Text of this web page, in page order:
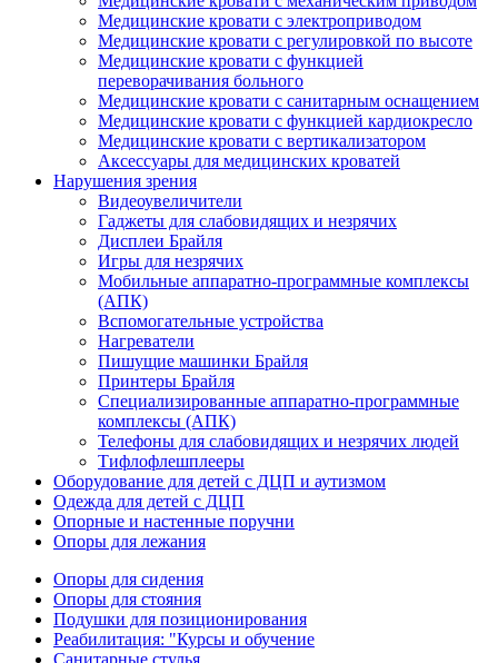
Медицинские кровати с электроприводом
Медицинские кровати с регулировкой по высоте
Медицинские кровати с функцией
переворачивания больного
Медицинские кровати с санитарным оснащением
Медицинские кровати с функцией кардиокресло
Медицинские кровати с вертикализатором
Аксессуары для медицинских кроватей
Нарушения зрения
Видеоувеличители
Гаджеты для слабовидящих и незрячих
Дисплеи Брайля
Игры для незрячих
Мобильные аппаратно-программные комплексы
(АПК)
Вспомогательные устройства
Нагреватели
Пишущие машинки Брайля
Принтеры Брайля
Специализированные аппаратно-программные
комплексы (АПК)
Телефоны для слабовидящих и незрячих людей
Тифлофлешплееры
Оборудование для детей с ДЦП и аутизмом
Одежда для детей с ДЦП
Опорные и настенные поручни
Опоры для лежания
Опоры для сидения
Опоры для стояния
Подушки для позиционирования
Реабилитация: "Курсы и обучение
Санитарные стулья